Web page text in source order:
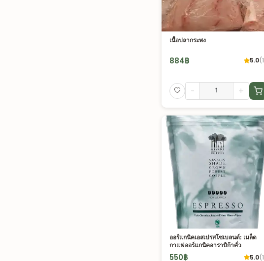
เนื้อปลากระพง
884฿ 5.0(1
- +
ออร์แกนิคเอสเปรสโซเบลนด์: เมล็ด
กาแฟออร์แกนิคอาราบิก้าคั่ว
550฿ 5.0(1